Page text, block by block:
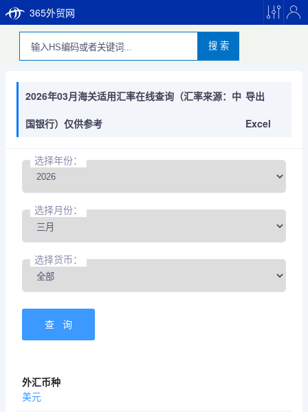
365外贸网
搜 索
2026年03月海关适用汇率在线查询（汇率来源：中
国银行）仅供参考
导出
Excel
选择年份：
选择月份：
选择货币：
美元